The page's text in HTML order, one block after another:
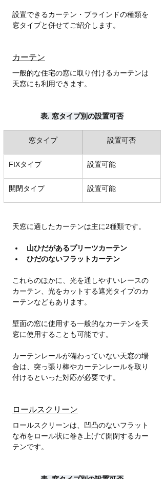
設置できるカーテン・ブラインドの種類を
窓タイプと併せてご紹介します。
カーテン
一般的な住宅の窓に取り付けるカーテンは
天窓にも利用できます。
表. 窓タイプ別の設置可否
窓タイプ 設置可否
FIXタイプ 設置可能
開閉タイプ 設置可能
天窓に適したカーテンは主に2種類です。
山ひだがあるプリーツカーテン
ひだのないフラットカーテン
これらのほかに、光を通しやすいレースの
カーテン、光をカットする遮光タイプのカ
ーテンなどもあります。
壁面の窓に使用する一般的なカーテンを天
窓に使用することも可能です。
カーテンレールが備わっていない天窓の場
合は、突っ張り棒やカーテンレールを取り
付けるといった対応が必要です。
ロールスクリーン
ロールスクリーンは、凹凸のないフラット
な布をロール状に巻き上げて開閉するカー
テンです。